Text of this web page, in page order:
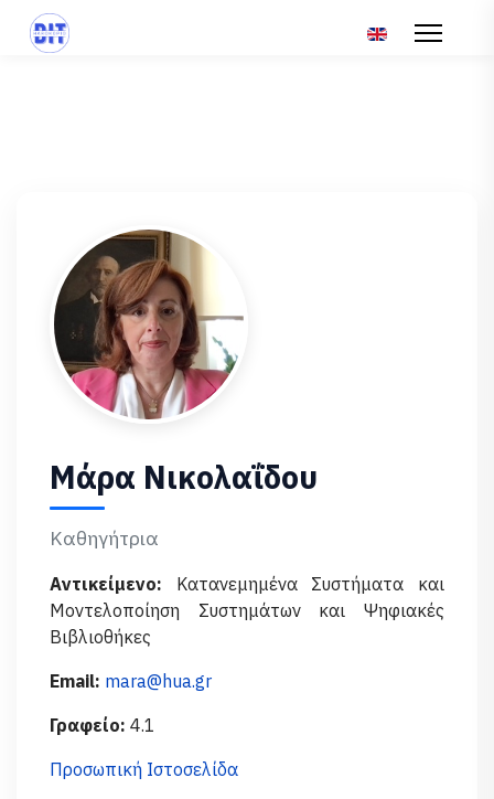
Επιλέξτε τη
Μάρα Νικολαΐδου
Καθηγήτρια
Αντικείμενο: Κατανεμημένα Συστήματα και
Μοντελοποίηση Συστημάτων και Ψηφιακές
Βιβλιοθήκες
Email: mara@hua.gr
Γραφείο: 4.1
Προσωπική Ιστοσελίδα